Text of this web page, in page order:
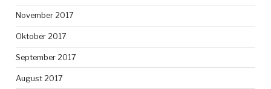
November 2017
Oktober 2017
September 2017
August 2017